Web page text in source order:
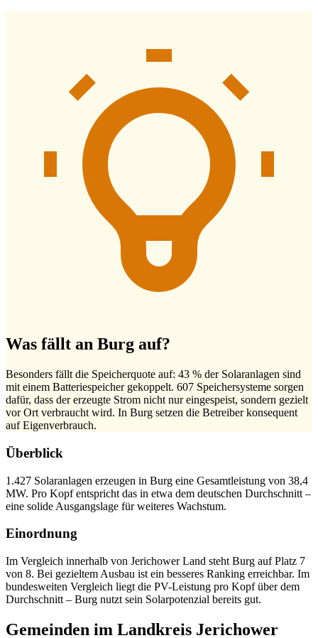
Was fällt an Burg auf?
Besonders fällt die Speicherquote auf: 43 % der Solaranlagen sind
mit einem Batteriespeicher gekoppelt. 607 Speichersysteme sorgen
dafür, dass der erzeugte Strom nicht nur eingespeist, sondern gezielt
vor Ort verbraucht wird. In Burg setzen die Betreiber konsequent
auf Eigenverbrauch.
Überblick
1.427 Solaranlagen erzeugen in Burg eine Gesamtleistung von 38,4
MW. Pro Kopf entspricht das in etwa dem deutschen Durchschnitt –
eine solide Ausgangslage für weiteres Wachstum.
Einordnung
Im Vergleich innerhalb von Jerichower Land steht Burg auf Platz 7
von 8. Bei gezieltem Ausbau ist ein besseres Ranking erreichbar. Im
bundesweiten Vergleich liegt die PV-Leistung pro Kopf über dem
Durchschnitt – Burg nutzt sein Solarpotenzial bereits gut.
Gemeinden im Landkreis Jerichower